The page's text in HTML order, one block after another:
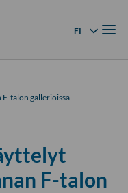
FI
Kielivalikko
talon gallerioissa
F-talon